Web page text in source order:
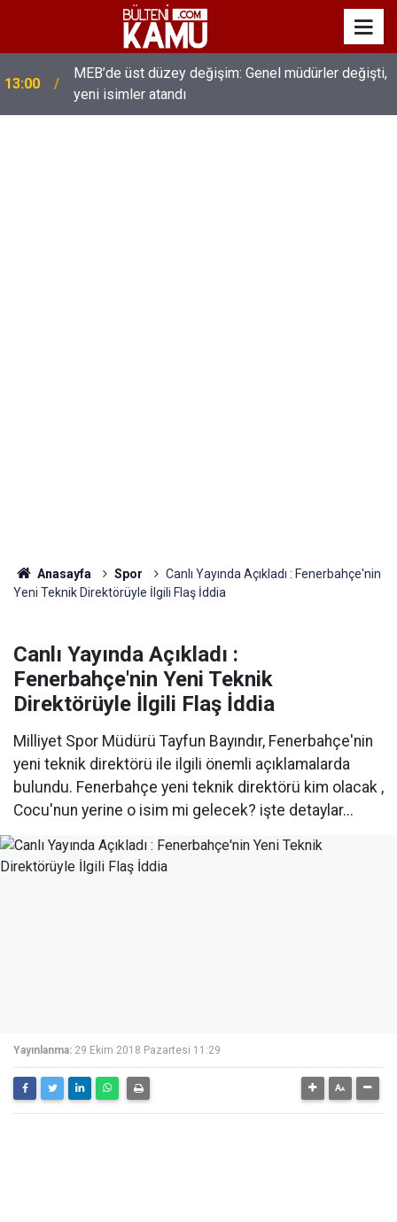
13:00
MEB’de üst düzey değişim: Genel müdürler değişti,
yeni isimler atandı
Anasayfa Spor
Canlı Yayında Açıkladı : Fenerbahçe'nin
Yeni Teknik Direktörüyle İlgili Flaş İddia
Canlı Yayında Açıkladı :
Fenerbahçe'nin Yeni Teknik
Direktörüyle İlgili Flaş İddia
Milliyet Spor Müdürü Tayfun Bayındır, Fenerbahçe'nin
yeni teknik direktörü ile ilgili önemli açıklamalarda
bulundu. Fenerbahçe yeni teknik direktörü kim olacak ,
Cocu'nun yerine o isim mi gelecek? işte detaylar...
Yayınlanma: 29 Ekim 2018 Pazartesi 11:29